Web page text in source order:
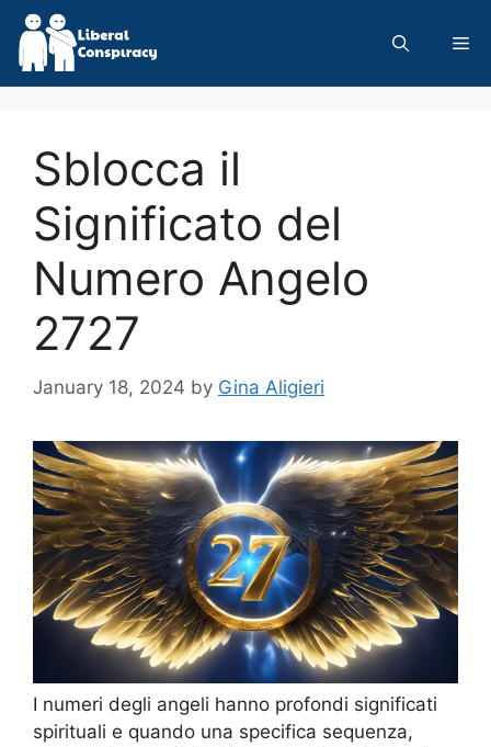
Skip
content
Sblocca il
Significato del
Numero Angelo
2727
January 18, 2024 by Gina Aligieri
I numeri degli angeli hanno profondi significati
spirituali e quando una specifica sequenza,